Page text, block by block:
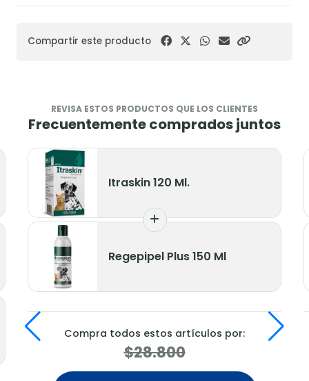
Compartir este producto
REVISA ESTOS PRODUCTOS QUE LOS CLIENTES
Frecuentemente comprados juntos
Itraskin 120 Ml.
Regepipel Plus 150 Ml
Compra todos estos artículos por:
$28.800